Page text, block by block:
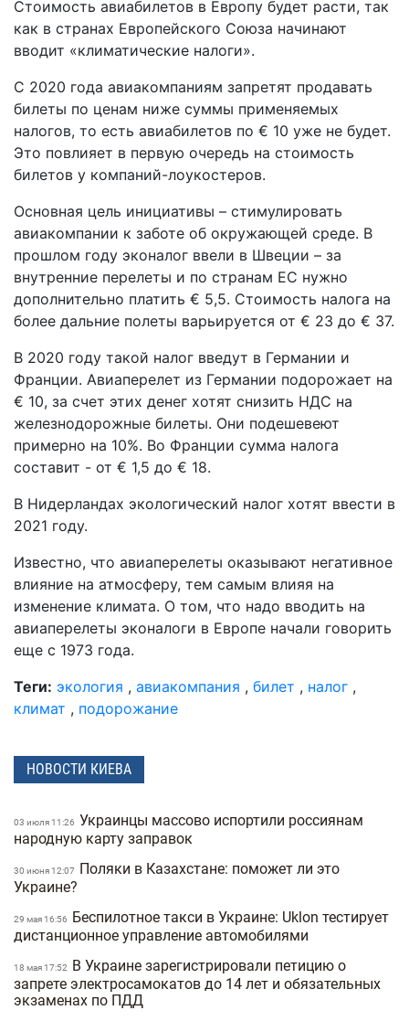
Стоимость авиабилетов в Европу будет расти, так
как в странах Европейского Союза начинают
вводит «климатические налоги».
С 2020 года авиакомпаниям запретят продавать
билеты по ценам ниже суммы применяемых
налогов, то есть авиабилетов по € 10 уже не будет.
Это повлияет в первую очередь на стоимость
билетов у компаний-лоукостеров.
Основная цель инициативы – стимулировать
авиакомпании к заботе об окружающей среде. В
прошлом году эконалог ввели в Швеции – за
внутренние перелеты и по странам ЕС нужно
дополнительно платить € 5,5. Стоимость налога на
более дальние полеты варьируется от € 23 до € 37.
В 2020 году такой налог введут в Германии и
Франции. Авиаперелет из Германии подорожает на
€ 10, за счет этих денег хотят снизить НДС на
железнодорожные билеты. Они подешевеют
примерно на 10%. Во Франции сумма налога
составит - от € 1,5 до € 18.
В Нидерландах экологический налог хотят ввести в
2021 году.
Известно, что авиаперелеты оказывают негативное
влияние на атмосферу, тем самым влияя на
изменение климата. О том, что надо вводить на
авиаперелеты эконалоги в Европе начали говорить
еще с 1973 года.
Теги: экология , авиакомпания , билет , налог ,
климат , подорожание
НОВОСТИ КИЕВА
03 июля 11:26 Украинцы массово испортили россиянам
народную карту заправок
30 июня 12:07
Поляки в Казахстане: поможет ли это
Украине?
29 мая 16:56
Беспилотное такси в Украине: Uklon тестирует
дистанционное управление автомобилями
18 мая 17:52
В Украине зарегистрировали петицию о
запрете электросамокатов до 14 лет и обязательных
экзаменах по ПДД